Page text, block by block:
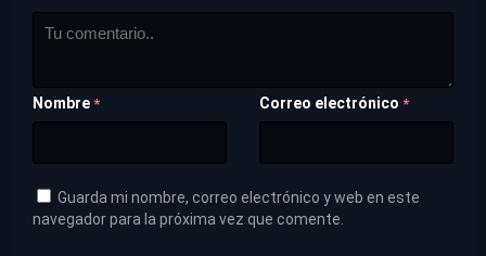
Nombre * Correo electrónico *
Guarda mi nombre, correo electrónico y web en este
navegador para la próxima vez que comente.